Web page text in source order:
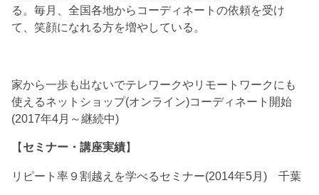
る。毎月、全国各地からコーディネートの依頼を受け
て、笑顔になれる方を増やしている。
家から一歩も出ないでテレワークやリモートワークにも
使えるネットショップ(オンライン)コーディネート開始
(2017年4月～継続中)
【セミナー・講座実績】
リピート率９割越えを学べるセミナー(2014年5月) 千葉